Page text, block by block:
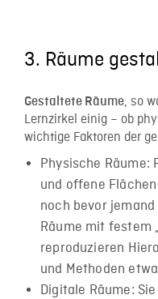
3. Räume
Gestaltete Räume, so
Lernzirkel einig – ob
wichtige Faktoren der
Physische Räume:
und offene
noch bevor
Räume mit festem
reproduzieren
und Methoden
Digitale Räume: